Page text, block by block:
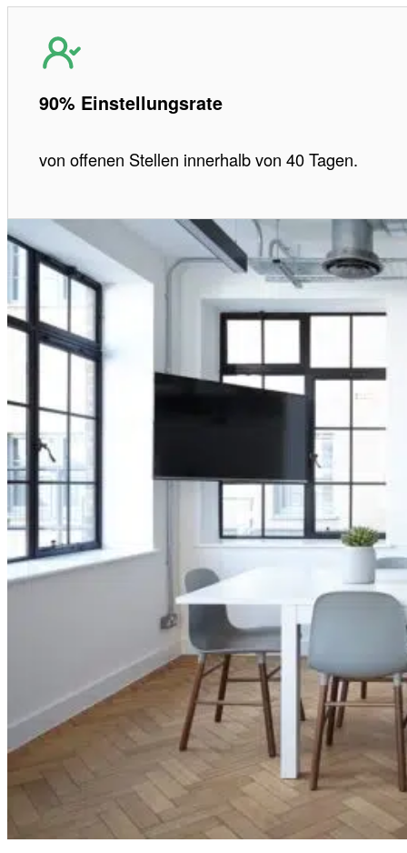
90% Einstellungsrate
von offenen Stellen innerhalb von 40 Tagen.